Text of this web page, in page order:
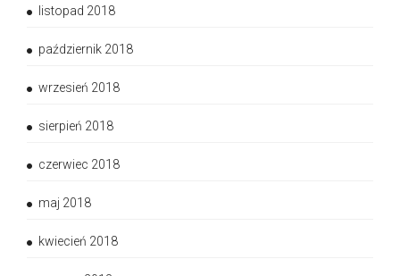
listopad 2018
październik 2018
wrzesień 2018
sierpień 2018
czerwiec 2018
maj 2018
kwiecień 2018